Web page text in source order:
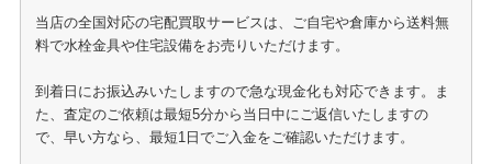
当店の全国対応の宅配買取サービスは、ご自宅や倉庫から送料無
料で水栓金具や住宅設備をお売りいただけます。
到着日にお振込みいたしますので急な現金化も対応できます。ま
た、査定のご依頼は最短5分から当日中にご返信いたしますの
で、早い方なら、最短1日でご入金をご確認いただけます。